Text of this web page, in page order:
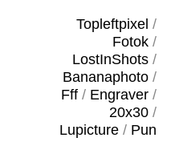
Topleftpixel /
Fotok/
LostInShots/
Bananaphoto/
Fff/ Engraver/
20x30/
Lupicture/ Pun